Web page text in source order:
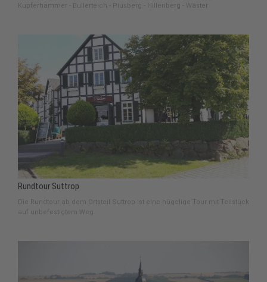
Kupferhammer - Bullerteich - Piusberg - Hillenberg - Wäster
Rundtour Suttrop
Die Rundtour ab dem Ortsteil Suttrop ist eine hügelige Tour mit Teilstück
auf unbefestigtem Weg.